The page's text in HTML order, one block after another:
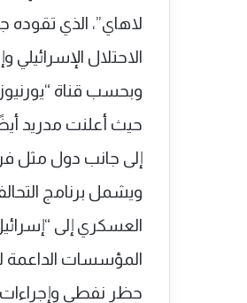
لاهاي”، الذي
الاحتلال
وبحسب قناة
حيث أعلنت مدريد
إلى جانب دول مثل
ويشمل برنامج
العسكري إلى
المؤسسات الداعمة
حظر نفطي وإجراءات